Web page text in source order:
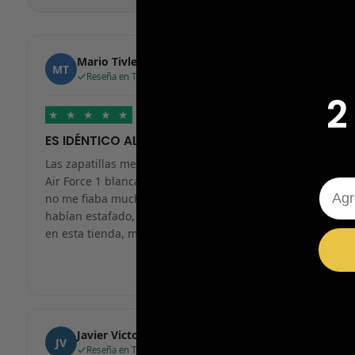
MT Mario Tivlea
Reseña en Trustpilot
★ ★ ★ ★ ★
ES IDÉNTICO AL ORIGINAL, RECOMENDABLE
Las zapatillas me han llegado en 24h, me pedí unas
Air Force 1 blancas y han llegado genial. Al principio
no me fiaba mucho ya que en muchos sitios me
habían estafado, pero a partir de ahora solo compraré
en esta tienda, muchas gracias.
JV Javier Victorio
Reseña en Trustpilot
Email